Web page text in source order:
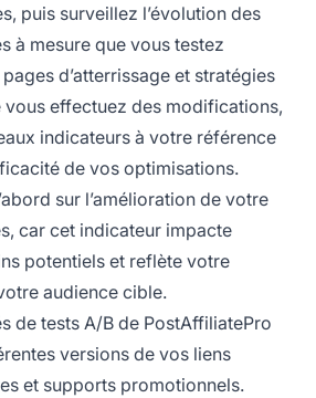
puis surveillez l’évolution des
à mesure que vous testez
d’atterrissage et stratégies
effectuez des modifications,
indicateurs à votre référence
de vos optimisations.
sur l’amélioration de votre
car cet indicateur impacte
potentiels et reflète votre
audience cible.
de tests A/B de PostAffiliatePro
versions de vos liens
et supports promotionnels.